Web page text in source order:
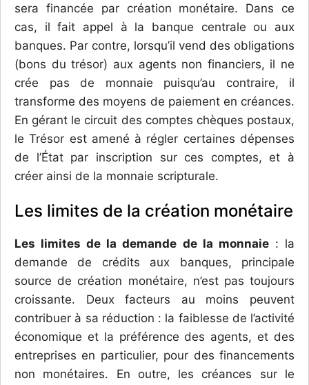
sera financée par création monétaire. Dans ce
cas, il fait appel à la banque centrale ou aux
banques. Par contre, lorsqu’il vend des obligations
(bons du trésor) aux agents non financiers, il ne
crée pas de monnaie puisqu’au contraire, il
transforme des moyens de paiement en créances.
En gérant le circuit des comptes chèques postaux,
le Trésor est amené à régler certaines dépenses
de l’État par inscription sur ces comptes, et à
créer ainsi de la monnaie scripturale.
Les limites de la création monétaire
Les limites de la demande de la monnaie: la
demande de crédits aux banques, principale
source de création monétaire, n’est pas toujours
croissante. Deux facteurs au moins peuvent
contribuer à sa réduction : la faiblesse de l’activité
économique et la préférence des agents, et des
entreprises en particulier, pour des financements
non monétaires. En outre, les créances sur le